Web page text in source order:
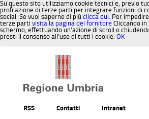
Su questo sito utilizziamo cookie tecnici e, previo
profilazione di terze parti per integrare funzioni di
social. Se vuoi saperne di più clicca qui. Per
terze parti visita la pagina del fornitore Cliccando
schermo, effettuando un’azione di scroll o
presti il consenso all’uso di tutti i cookie. OK
RSS Contatti Intranet